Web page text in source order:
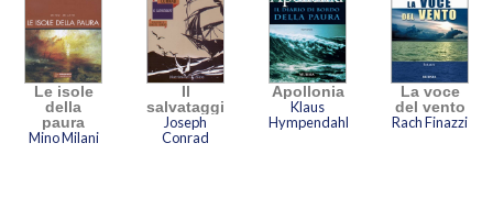
Le isole
della
paura
Mino Milani
Il
salvataggio
Joseph
Conrad
Apollonia
Klaus
Hympendahl
La voce
del vento
Rach Finazzi